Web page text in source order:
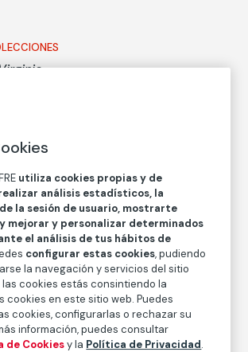
15,9 × 15,6 cm
× 20,3 cm
utiliza cookies propias y de
análisis estadísticos, la
la sesión de usuario, mostrarte
mejorar y personalizar determinados
el análisis de tus hábitos de
configurar estas cookies, pudiendo
la navegación y servicios del sitio
las cookies estás consintiendo la
cookies en este sitio web. Puedes
cookies, configurarlas o rechazar su
información, puedes consultar
de Cookiesy la Política de Privacidad.